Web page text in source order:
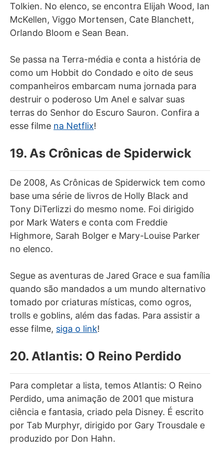
Tolkien. No elenco, se encontra Elijah Wood, Ian
McKellen, Viggo Mortensen, Cate Blanchett,
Orlando Bloom e Sean Bean.
Se passa na Terra-média e conta a história de
como um Hobbit do Condado e oito de seus
companheiros embarcam numa jornada para
destruir o poderoso Um Anel e salvar suas
terras do Senhor do Escuro Sauron. Confira a
esse filme na Netflix!
19. As Crônicas de Spiderwick
De 2008, As Crônicas de Spiderwick tem como
base uma série de livros de Holly Black and
Tony DiTerlizzi do mesmo nome. Foi dirigido
por Mark Waters e conta com Freddie
Highmore, Sarah Bolger e Mary-Louise Parker
no elenco.
Segue as aventuras de Jared Grace e sua família
quando são mandados a um mundo alternativo
tomado por criaturas místicas, como ogros,
trolls e goblins, além das fadas. Para assistir a
esse filme, siga o link!
20. Atlantis: O Reino Perdido
Para completar a lista, temos Atlantis: O Reino
Perdido, uma animação de 2001 que mistura
ciência e fantasia, criado pela Disney. É escrito
por Tab Murphyr, dirigido por Gary Trousdale e
produzido por Don Hahn.